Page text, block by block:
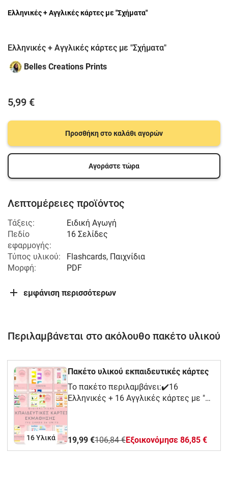
Ελληνικές + Αγγλικές κάρτες με "Σχήματα"
Ελληνικές + Αγγλικές κάρτες με "Σχήματα"
Belles Creations Prints
5,99 €
Προσθήκη στο καλάθι αγορών
Αγοράστε τώρα
Λεπτομέρειες προϊόντος
Τάξεις:
Ειδική Αγωγή
Πεδίο
εφαρμογής:
16 Σελίδες
Τύπος υλικού:
Flashcards, Παιχνίδια
Μορφή:
PDF
εμφάνιση περισσότερων
Περιλαμβάνεται στο ακόλουθο πακέτο υλικού
16 Υλικά
Πακέτο υλικού εκπαιδευτικές κάρτες
Το πακέτο περιλαμβάνει:✔️16
Ελληνικές + 16 Αγγλικές κάρτες με "τα
Αγγλικές κάρτες με "παιχνίδια" 🧸✔️16
Ελληνικές + 16 Αγγλικές κάρτες με
19,99 €106,84 €Eξοικονόμησε 86,85 €